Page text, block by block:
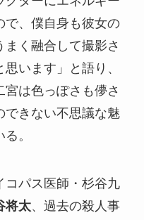
で、僕自身も彼女の
く融合して撮影さ
います」と語り、
宮は色っぽさも儚さ
できない不思議な魅
。
コパス医師・杉谷九
将太、過去の殺人事